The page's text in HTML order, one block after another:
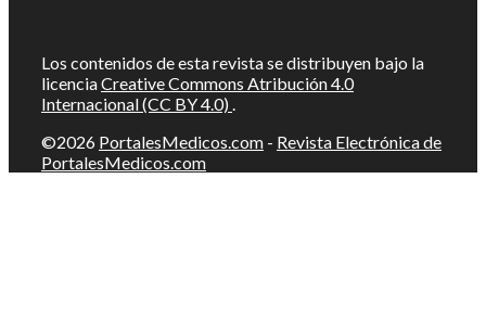
Los contenidos de esta revista se distribuyen bajo la
licenciaCreative Commons Atribución 4.0
Internacional (CC BY 4.0) .
©2026 PortalesMedicos.com - Revista Electrónica de
PortalesMedicos.com